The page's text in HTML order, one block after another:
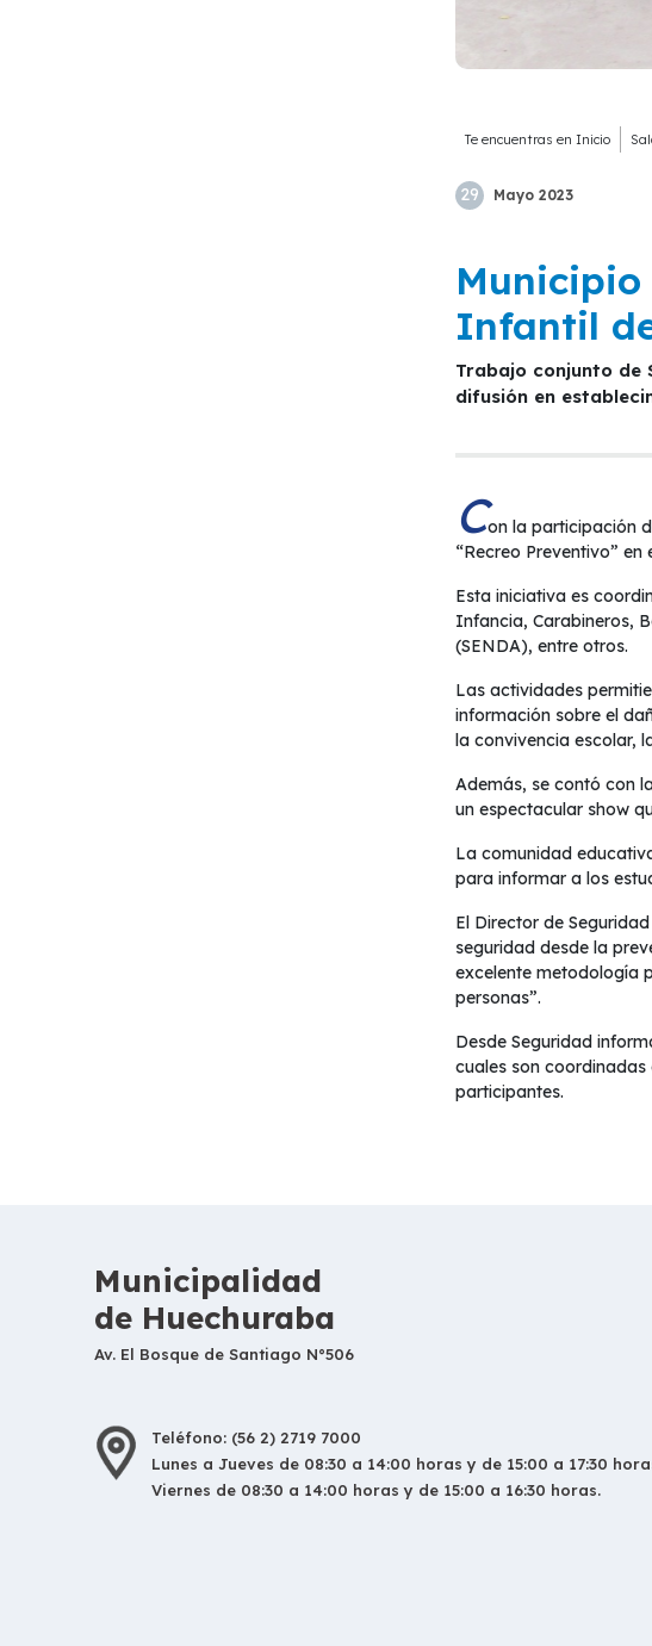
Te encuentras en Inicio
29 Mayo2023
Municipio
Infantil
Trabajo conjunto de Seguridad, Educación, SENDA y Carabineros permite desarrollar importantes acciones de
difusión en
Con la participación
“Recreo Preventivo”
Esta iniciativa es
Infancia, Carabineros,
(SENDA), entre otros.
Las actividades
información sobre el
la convivencia escolar,
Además, se contó con
un espectacular show
La comunidad
para informar a los
El Director de
seguridad desde la
excelente metodología
personas”.
Desde Seguridad
cuales son
participantes.
Municipalidad
de Huechuraba
Av. El Bosque de Santiago N°506
Teléfono: (56 2) 2719 7000
Lunes a Jueves de 08:30 a 14:00 horas y de 15:00 a 17:30
Viernes de 08:30 a 14:00 horas y de 15:00 a 16:30 horas.